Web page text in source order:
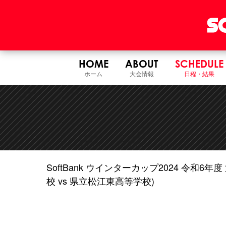
HOME
ホーム
ABOUT
大会情報
SCHEDULE
日程・結果
SoftBank ウインターカップ2024 令和6年
校 vs 県立松江東高等学校)